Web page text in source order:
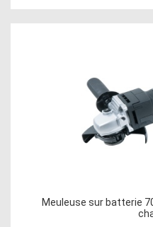
Meuleuse sur batterie